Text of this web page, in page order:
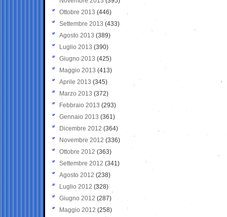
Ottobre 2013 (446)
Settembre 2013 (433)
Agosto 2013 (389)
Luglio 2013 (390)
Giugno 2013 (425)
Maggio 2013 (413)
Aprile 2013 (345)
Marzo 2013 (372)
Febbraio 2013 (293)
Gennaio 2013 (361)
Dicembre 2012 (364)
Novembre 2012 (336)
Ottobre 2012 (363)
Settembre 2012 (341)
Agosto 2012 (238)
Luglio 2012 (328)
Giugno 2012 (287)
Maggio 2012 (258)